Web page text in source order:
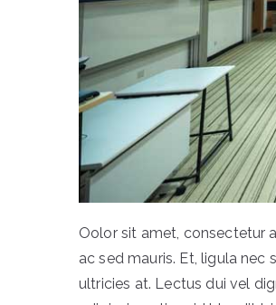
Oolor sit amet, consectetur
ac sed mauris. Et, ligula
ultricies at. Lectus dui vel